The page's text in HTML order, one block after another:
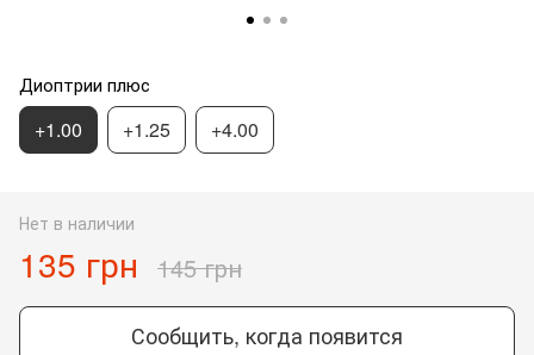
Диоптрии плюс
+1.00 +1.25 +4.00
Нет в наличии
135 грн 145 грн
Сообщить, когда появится